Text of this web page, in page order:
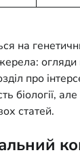
на
огляди
про
біології,
статей.